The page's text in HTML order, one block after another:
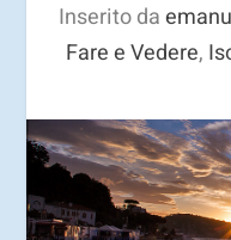
Inserito da
Fare e Vedere,